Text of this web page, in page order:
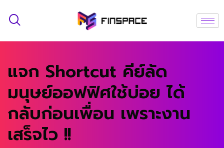
แจก Shortcut คีย์ลัด
มนุษย์ออฟฟิศใช้บ่อย ได้
กลับก่อนเพื่อน เพราะงาน
เสร็จไว !!